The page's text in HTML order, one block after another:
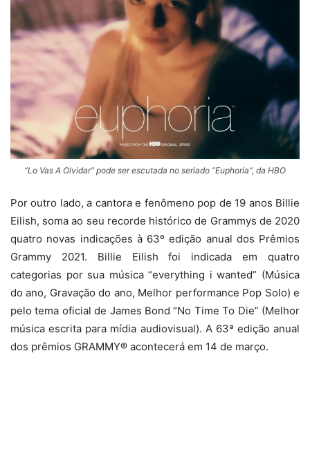
“Lo Vas A Olvidar” pode ser escutada no seriado “Euphoria”, da HBO
Por outro lado, a cantora e fenômeno pop de 19 anos Billie
Eilish, soma ao seu recorde histórico de Grammys de 2020
quatro novas indicações à 63º edição anual dos Prêmios
Grammy 2021. Billie Eilish foi indicada em quatro
categorias por sua música “everything i wanted” (Música
do ano, Gravação do ano, Melhor performance Pop Solo) e
pelo tema oficial de James Bond “No Time To Die” (Melhor
música escrita para mídia audiovisual). A 63ª edição anual
dos prêmios GRAMMY® acontecerá em 14 de março.